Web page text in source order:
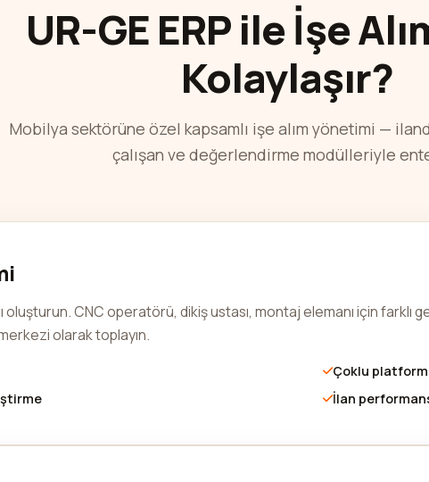
UR-GE ERP ile İşe
Kolaylaşır?
Mobilya sektörüne özel kapsamlı işe alım yönetimi —
çalışan ve değerlendirme modülleriyle
oluşturun. CNC operatörü, dikiş ustası, montaj elemanı için farklı
olarak toplayın.
Çoklu platform
İlan